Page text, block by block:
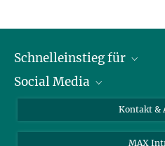
Schnelleinstieg für
Journalist*innen
Social Media
Kontakt &
MAX